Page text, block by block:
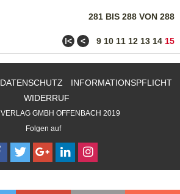
281 BIS 288 VON 288
ǀ< < 9 10 11 12 13 14 15
DATENSCHUTZ
INFORMATIONSPFLICHT
WIDERRUF
GMBH OFFENBACH 2019
Folgen auf